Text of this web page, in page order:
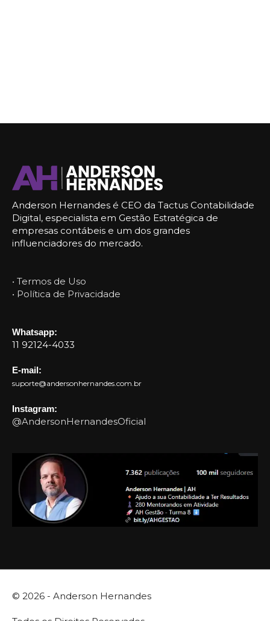
Anderson Hernandes é CEO da Tactus Contabilidade
Digital, especialista em Gestão Estratégica de
empresas contábeis e um dos grandes
influenciadores do mercado.
• Termos de Uso
• Política de Privacidade
Whatsapp:
11 92124-4033
E-mail:
suporte@andersonhernandes.com.br
Instagram:
@AndersonHernandesOficial
© 2026 - Anderson Hernandes